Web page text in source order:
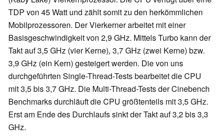
TDP von 45 Watt und zählt somit zu den herkömmlichen
Mobilprozessoren. Der Vierkerner arbeitet mit einer
Basisgeschwindigkeit von 2,9 GHz. Mittels Turbo kann der
Takt auf 3,5 GHz (vier Kerne), 3,7 GHz (zwei Kerne) bzw.
3,9 GHz (ein Kern) gesteigert werden. Die von uns
durchgeführten Single-Thread-Tests bearbeitet die CPU
mit 3,5 bis 3,7 GHz. Die Multi-Thread-Tests der Cinebench
Benchmarks durchläuft die CPU größtenteils mit 3,5 GHz.
Erst am Ende des Durchlaufs sinkt der Takt auf 3,2 bis 3,3
GHz.